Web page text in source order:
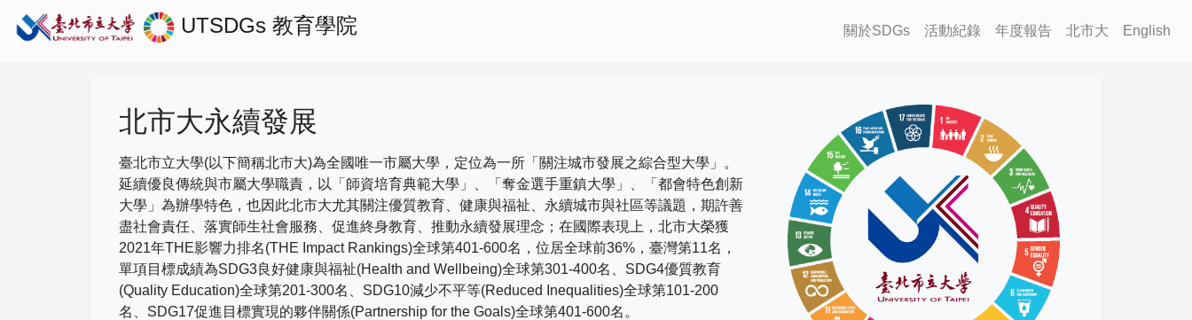
UTSDGs 教育學院 關於SDGs 活動紀錄 年度報告 北市大 English
北市大永續發展
臺北市立大學(以下簡稱北市大)為全國唯一市屬大學，定位為一所「關注城市發展之綜合型大學」。
延續優良傳統與市屬大學職責，以「師資培育典範大學」、「奪金選手重鎮大學」、「都會特色創新
大學」為辦學特色，也因此北市大尤其關注優質教育、健康與福祉、永續城市與社區等議題，期許善
盡社會責任、落實師生社會服務、促進終身教育、推動永續發展理念；在國際表現上， 北市大榮獲
2021年THE影響力排名(THE Impact Rankings)全球第401-600名，位居全球前36% ，臺灣第11名，
單項目標成績為SDG3良好健康與福祉(Health and Wellbeing)全球第301-400名、 SDG4優質教育
(Quality Education)全球第201-300名、 SDG10減少不平等(Reduced Inequalities)全球第101-200
名、 SDG17促進目標實現的夥伴關係(Partnership for the Goals)全球第401-600名。